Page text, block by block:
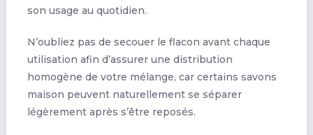
son usage au quotidien.
N’oubliez pas de secouer le flacon avant chaque
utilisation afin d’assurer une distribution
homogène de votre mélange, car certains savons
maison peuvent naturellement se séparer
légèrement après s’être reposés.